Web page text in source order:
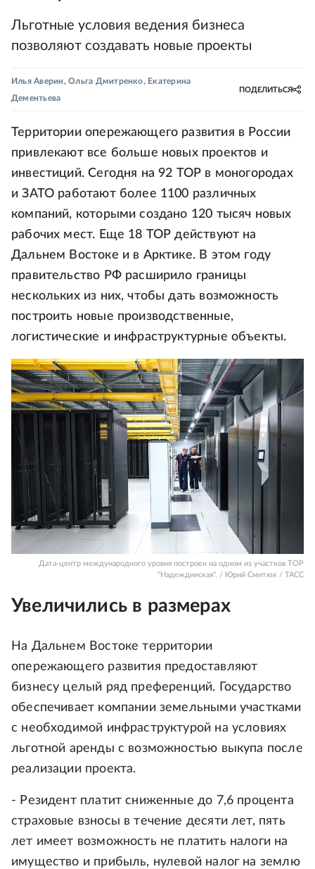
Льготные условия ведения бизнеса
позволяют создавать новые проекты
Илья Аверин,Ольга Дмитренко, Екатерина
Дементьева
ПОДЕЛИТЬСЯ
Территории опережающего развития в России
привлекают все больше новых проектов и
инвестиций. Сегодня на 92 ТОР в моногородах
и ЗАТО работают более 1100 различных
компаний, которыми создано 120 тысяч новых
рабочих мест. Еще 18 ТОР действуют на
Дальнем Востоке и в Арктике. В этом году
правительство РФ расширило границы
нескольких из них, чтобы дать возможность
построить новые производственные,
логистические и инфраструктурные объекты.
Дата-центр международного уровня построен на одном из участков ТОР
"Надеждинская". / Юрий Смитюк / ТАСС
Увеличились в размерах
На Дальнем Востоке территории
опережающего развития предоставляют
бизнесу целый ряд преференций. Государство
обеспечивает компании земельными участками
с необходимой инфраструктурой на условиях
льготной аренды с возможностью выкупа после
реализации проекта.
- Резидент платит сниженные до 7,6 процента
страховые взносы в течение десяти лет, пять
лет имеет возможность не платить налоги на
имущество и прибыль, нулевой налог на землю